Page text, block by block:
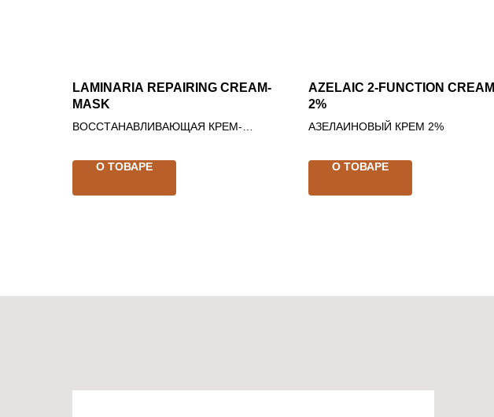
LAMINARIA REPAIRING CREAM-
MASK
ВОССТАНАВЛИВАЮЩАЯ КРЕМ-
О ТОВАРЕ
AZELAIC 2-FUNCTION CREAM
2%
АЗЕЛАИНОВЫЙ КРЕМ 2%
О ТОВАРЕ